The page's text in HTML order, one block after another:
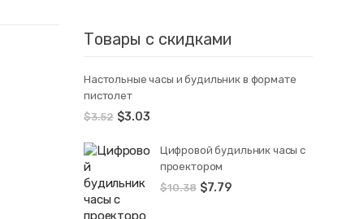
Товары с скидками
Настольные часы и будильник в формате
пистолет
$3.52 $3.03
Цифровой будильник часы с
проектором
$10.38 $7.79